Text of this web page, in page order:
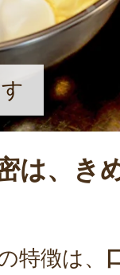
は、き
特徴は、